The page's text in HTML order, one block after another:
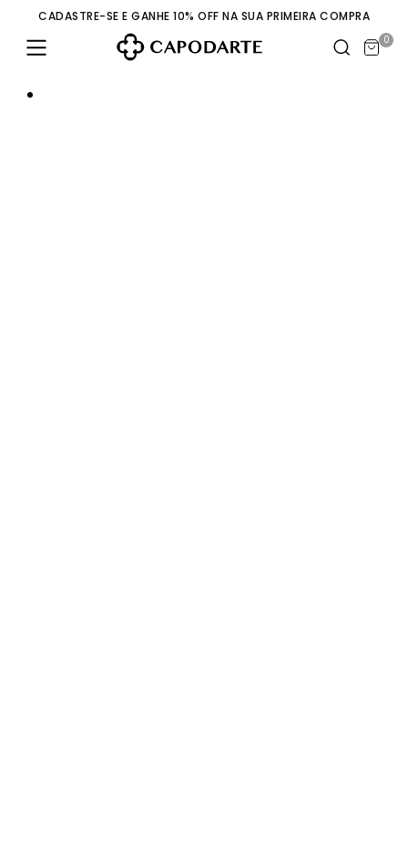
CADASTRE-SE E GANHE 10% OFF NA SUA PRIMEIRA COMPRA
0